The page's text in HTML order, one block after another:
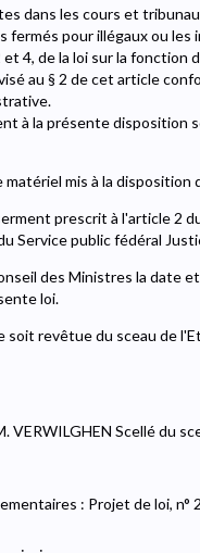
dans les cours et
fermés pour illégaux ou
4, de la loi sur la fonction
au § 2 de cet article
à la présente disposition
mis à la disposition
prescrit à l'article 2
Service public fédéral
des Ministres la date
loi.
soit revêtue du sceau de
VERWILGHEN Scellé du
: Projet de loi, n°